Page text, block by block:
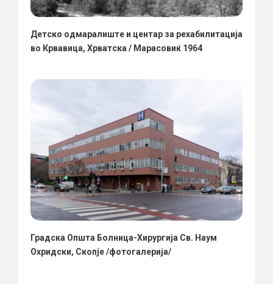
Детско одмаралиште и центар за рехабилитација
во Крвавица, Хрватска / Марасовиќ 1964
Градска Општа Болница-Хирургија Св. Наум
Охридски, Скопје /фотогалерија/